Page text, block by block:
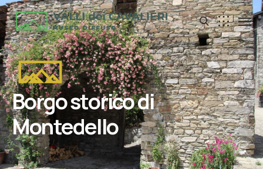
Borgo storico di
Montedello